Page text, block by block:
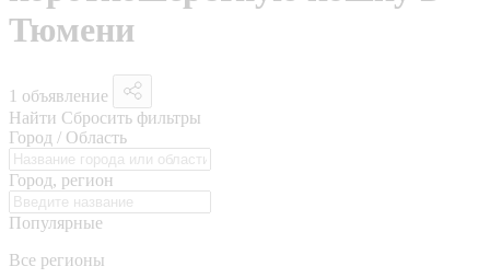
Тюмени
1 объявление
Найти Сбросить фильтры
Город / Область
Город, регион
Популярные
Все регионы